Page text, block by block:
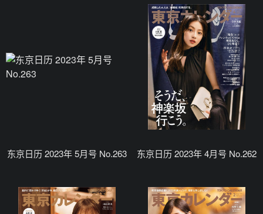
东京日历 2023年 5月号 No.263 东京日历 2023年 4月号 No.262